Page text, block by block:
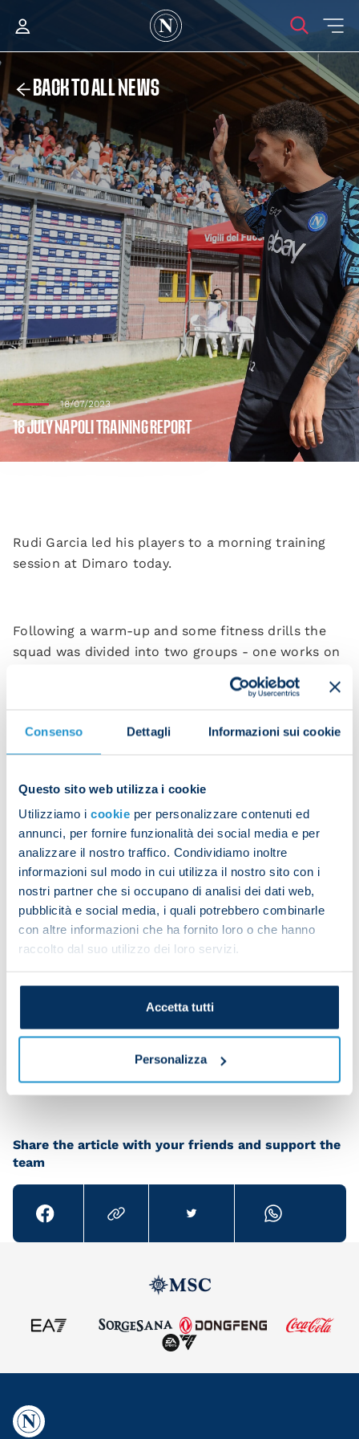
Consenso Dettagli Informazioni sui cookie
Questo sito web utilizza i cookie
Utilizziamo i cookie per personalizzare contenuti ed
annunci, per fornire funzionalità dei social media e per
analizzare il nostro traffico. Condividiamo inoltre
informazioni sul modo in cui utilizza il nostro sito con i
nostri partner che si occupano di analisi dei dati web,
pubblicità e social media, i quali potrebbero combinarle
con altre informazioni che ha fornito loro o che hanno
raccolto dal suo utilizzo dei loro servizi.
Accetta tutti
Personalizza
BACK TO ALL NEWS
18/07/2023
18 JULY NAPOLI TRAINING REPORT
Rudi Garcia led his players to a morning training
session at Dimaro today.
Following a warm-up and some fitness drills the
squad was divided into two groups - one works on
technical exercises and finishing, while the other
Gianluca Gaetano, Karim Zedadka and Michael
Folorunsho spent the day working at the pool,
while Frank Anguissa, Giovanni Simeone and
Hirving Lozano followed custom schedules.
Captain Giovanni Di Lorenzo also joined
Share the article with your friends and support the
team